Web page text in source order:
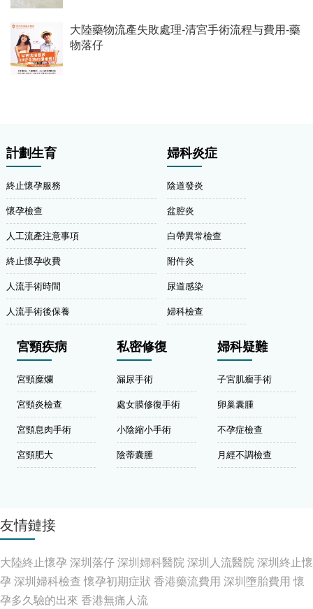
大陸藥物流產失敗處理-清宮手術流程与費用-藥
物落仔
計劃生育
終止懷孕服務
懷孕檢查
人工流產注意事項
終止懷孕收費
人流手術時間
人流手術後保養
婦科炎症
陰道發炎
盆腔炎
白帶異常檢查
附件炎
尿道感染
婦科檢查
宮頸疾病
宮頸糜爛
宮頸炎檢查
宮頸息肉手術
宮頸肥大
私密修復
漏尿手術
處女膜修復手術
小陰縮小手術
陰蒂囊腫
婦科疑難
子宮肌瘤手術
卵巢囊腫
不孕症檢查
月經不調檢查
友情鏈接
大陸終止懷孕 深圳落仔深圳婦科醫院深圳人流醫院深圳終止懷
孕 深圳婦科檢查 懷孕初期症狀 香港藥流費用 深圳墮胎費用 懷
孕多久驗的出來 香港無痛人流